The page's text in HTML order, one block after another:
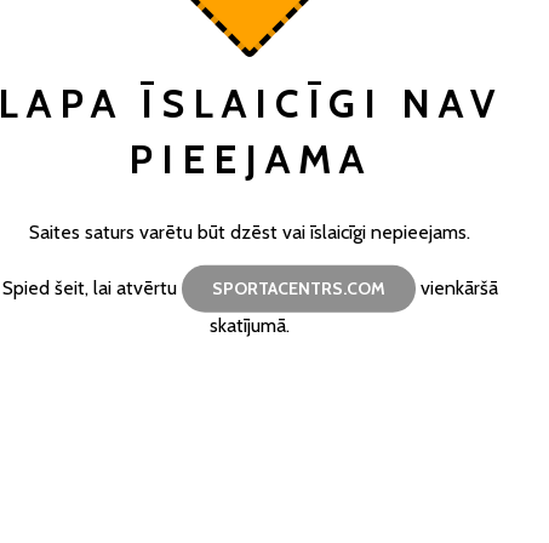
LAPA ĪSLAICĪGI NAV
PIEEJAMA
Saites saturs varētu būt dzēst vai īslaicīgi nepieejams.
Spied šeit, lai atvērtu SPORTACENTRS.COM
vienkāršā
skatījumā.